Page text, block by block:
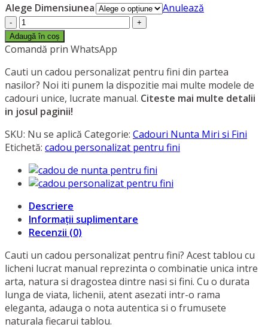
prețuri:
180,00 lei
la
Alege Dimensiunea
Anulează
Cantitate
Cadou
Personalizat
Fini
de
la
Nasii
Nunta
Adaugă în coș
Comandă prin WhatsApp
Cauti un cadou personalizat pentru fini din partea
nasilor? Noi iti punem la dispozitie mai multe modele de
cadouri unice, lucrate manual. Citeste mai multe detalii
in josul paginii!
SKU: Nu se aplică Categorie: Cadouri Nunta Miri si Fini
Etichetă: cadou personalizat pentru fini
Descriere
Informații suplimentare
Recenzii (0)
Cauti un cadou personalizat pentru fini? Acest tablou cu
licheni lucrat manual reprezinta o combinatie unica intre
arta, natura si dragostea dintre nasi si fini. Cu o durata
lunga de viata, lichenii, atent asezati intr-o rama
eleganta, adauga o nota autentica si o frumusete
naturala fiecarui tablou.